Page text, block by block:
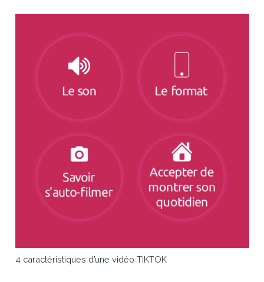
4 caractéristiques d’une vidéo TIKTOK